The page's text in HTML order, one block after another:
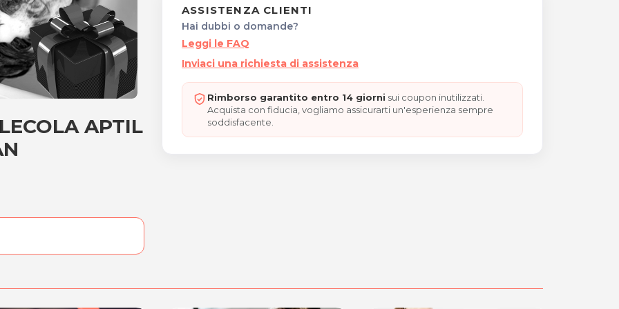
APTIL e piega "REGALO DI SAN
APTIL
ASSISTENZA CLIENTI
Hai dubbi o domande?
Leggi le FAQ
Inviaci una richiesta di assistenza
Rimborso garantito entro 14 giorni sui coupon inutilizzati.
Acquista con fiducia, vogliamo assicurarti un'esperienza sempre
soddisfacente.